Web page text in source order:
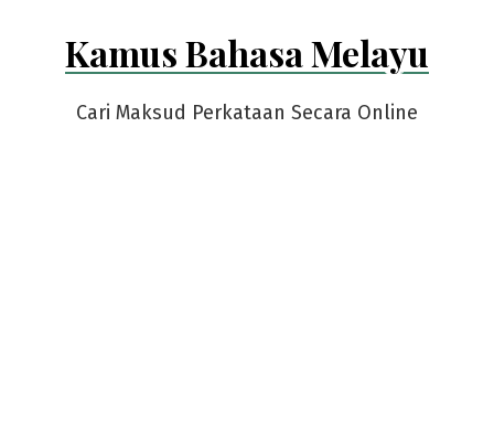
Kamus Bahasa Melayu
Cari Maksud Perkataan Secara Online